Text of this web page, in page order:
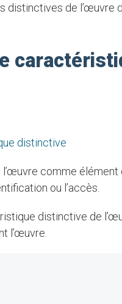
distinctive
ou l’accès.
l’œuvre.